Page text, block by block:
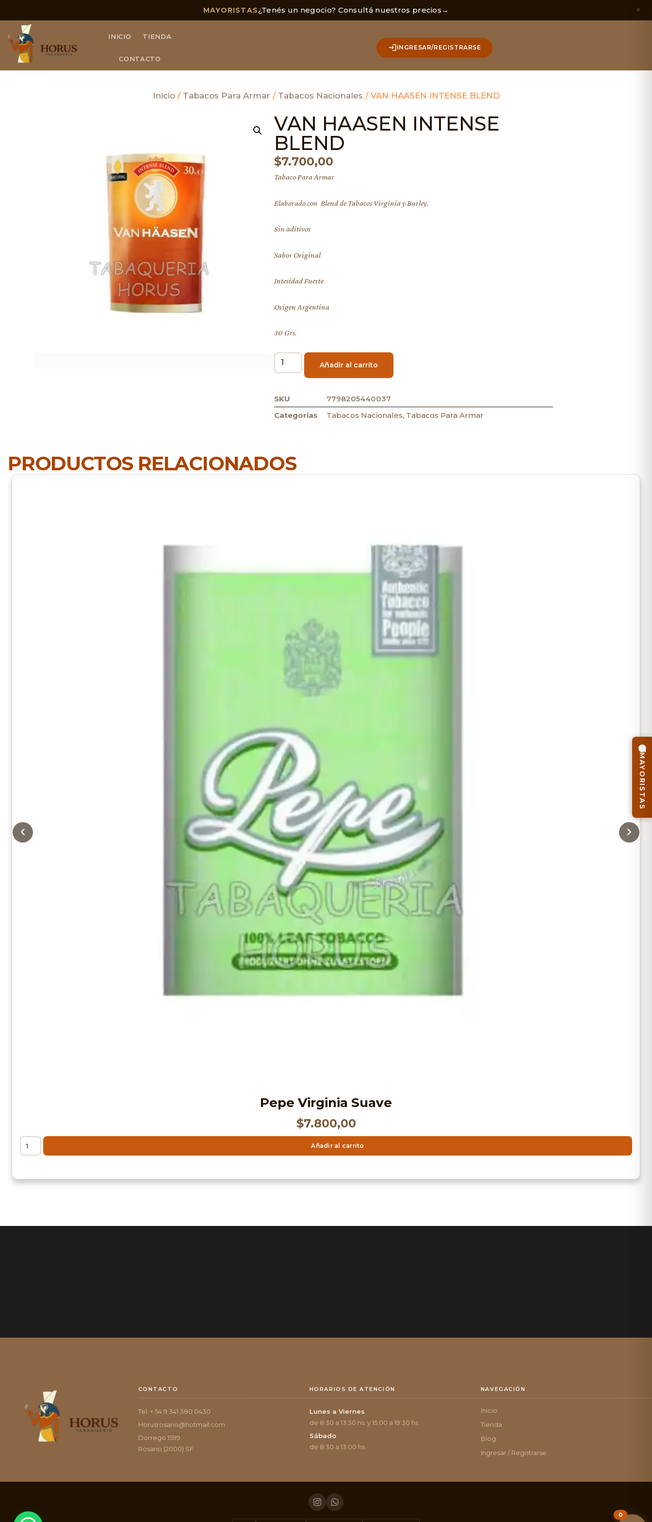
MAYORISTAS¿Tenés un negocio? Consultá nuestros precios → ×
INICIO TIENDA
CONTACTO
INGRESAR/REGISTRARSE
Inicio/ Tabacos Para Armar / Tabacos Nacionales / VAN HAASEN INTENSE BLEND
VAN HAASEN INTENSE
BLEND
$7.700,00
Tabaco Para Armar
Elaborado con Blend de Tabacos Virginia y Burley.
Sin aditivos
Sabor Original
Intesidad Fuerte
Origen Argentina
30 Grs.
Añadir al carrito
SKU
7798205440037
Categorías
Tabacos Nacionales, Tabacos Para Armar
PRODUCTOS RELACIONADOS
Pepe Virginia Suave
$7.800,00
Añadir al carrito
CONTACTO
Tel: + 54 9 341 380 0430
Horusrosario@hotmail.com
Dorrego 1599
Rosario (2000) SF
HORARIOS DE ATENCIÓN
Lunes a Viernes
de 8:30 a 13:30 hs. y 15:00 a 19:30 hs.
Sábado
de 8:30 a 13:00 hs.
NAVEGACIÓN
Inicio
Tienda
Blog
Ingresar / Registrarse
0
MAYORISTAS